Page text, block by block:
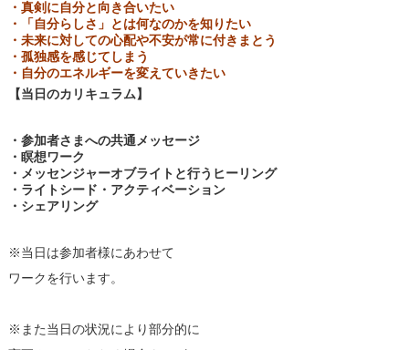
・真剣に自分と向き合いたい
・「自分らしさ」とは何なのかを知りたい
・未来に対しての心配や不安が常に付きまとう
・孤独感を感じてしまう
・自分のエネルギーを変えていきたい
【当日のカリキュラム】
・参加者さまへの共通メッセージ
・瞑想ワーク
・メッセンジャーオブライトと行うヒーリング
・ライトシード・アクティベーション
・シェアリング
※当日は参加者様にあわせて
ワークを行います。
※また当日の状況により部分的に